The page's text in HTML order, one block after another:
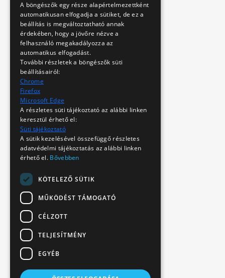
A böngészők egy része alapértelmezettként
automatikusan elfogadja a sütiket, de ez a
beállítás is megváltoztatható annak
érdekében, hogy a jövőre nézve a
felhasználó megakadályozza az
automatikus elfogadást.
További részletek a böngészők süti
beállításairól:
Chrome
Firefox
Microsoft Edge
A részletes süti tájékoztató az alábbi linken
keresztül érhető el:
Süti tájékoztató
A sütik kezelésével összefüggő részletes
adatvédelmi tájékoztatás az alábbi linken
érhető el. Bővebben
KÖTELEZŐ SÜTIK
MŰKÖDÉST TÁMOGATÓ
CÉLZOTT
TELJESÍTMÉNY
EGYÉB